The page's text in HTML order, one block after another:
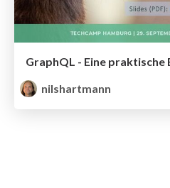
GraphQL - Eine praktische
nilshartmann